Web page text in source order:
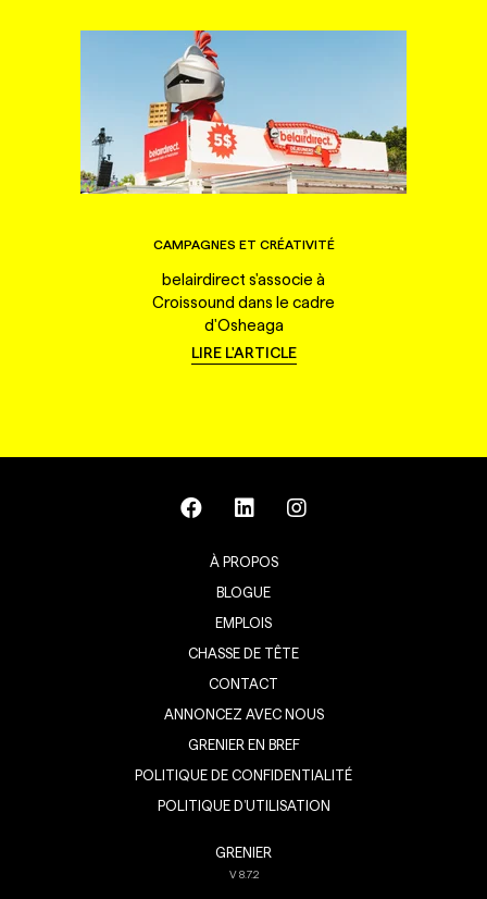
CAMPAGNES ET CRÉATIVITÉ
belairdirect s'associe à
Croissound dans le cadre
d'Osheaga
LIRE L'ARTICLE
À PROPOS
BLOGUE
EMPLOIS
CHASSE DE TÊTE
CONTACT
ANNONCEZ AVEC NOUS
GRENIER EN BREF
POLITIQUE DE CONFIDENTIALITÉ
POLITIQUE D’UTILISATION
GRENIER
V8.7.2